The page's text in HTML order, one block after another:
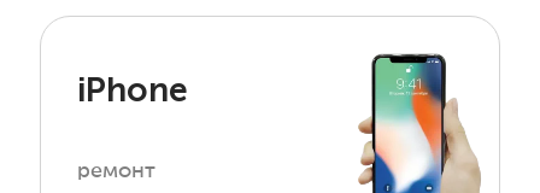
iPhone
ремонт